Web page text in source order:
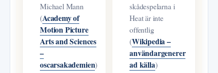
Michael Mann
(Academy of
Motion Picture
Arts and Sciences
–
oscarsakademien)
skådespelarna i
Heat är inte
offentlig
(Wikipedia –
användargenerer
ad källa)